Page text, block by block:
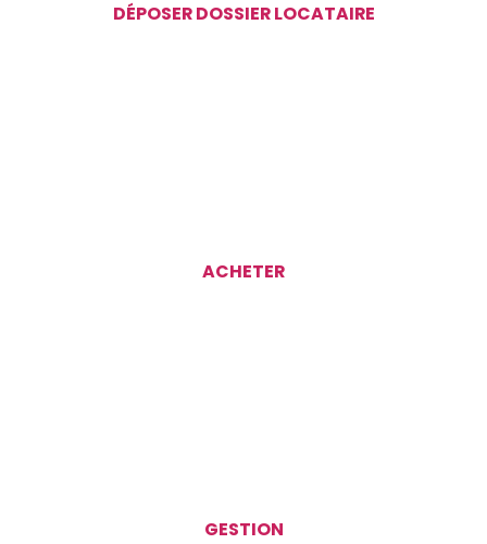
DÉPOSER DOSSIER LOCATAIRE
ACHETER
GESTION